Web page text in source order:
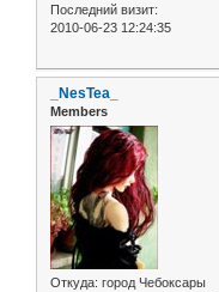
Последний визит:
2010-06-23 12:24:35
_NesTea_
Members
Откуда: город Чебоксары